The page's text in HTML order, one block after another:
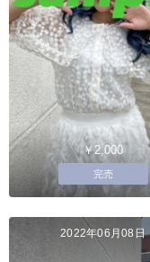
￥2,000
完売
2022年06月08日